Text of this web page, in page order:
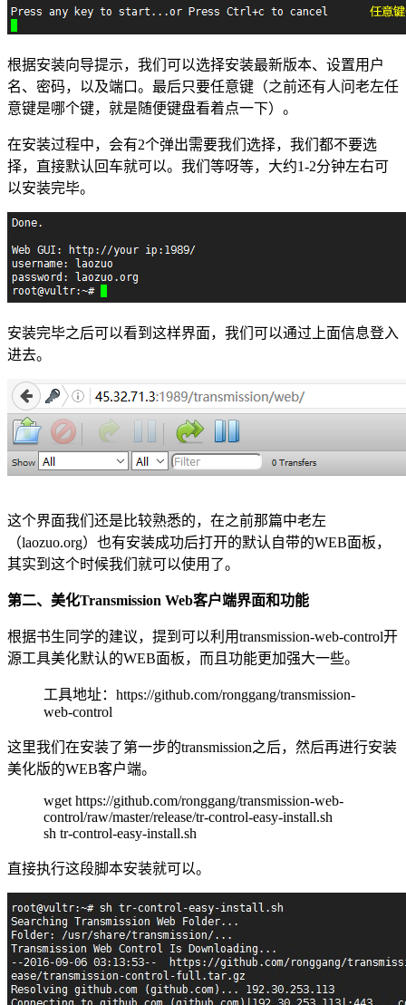
根据安装向导提示，我们可以选择安装最新版本、设置用户
名、密码，以及端口。最后只要任意键（之前还有人问老左任
意键是哪个键，就是随便键盘看着点一下）。
在安装过程中，会有2个弹出需要我们选择，我们都不要选
择，直接默认回车就可以。我们等呀等，大约1-2分钟左右可
以安装完毕。
安装完毕之后可以看到这样界面，我们可以通过上面信息登入
进去。
这个界面我们还是比较熟悉的，在之前那篇中老左
（laozuo.org）也有安装成功后打开的默认自带的WEB面板，
其实到这个时候我们就可以使用了。
第二、美化Transmission Web客户端界面和功能
根据书生同学的建议，提到可以利用transmission-web-control开
源工具美化默认的WEB面板，而且功能更加强大一些。
工具地址：https://github.com/ronggang/transmission-
web-control
这里我们在安装了第一步的transmission之后，然后再进行安装
美化版的WEB客户端。
wget https://github.com/ronggang/transmission-web-
control/raw/master/release/tr-control-easy-install.sh
sh tr-control-easy-install.sh
直接执行这段脚本安装就可以。